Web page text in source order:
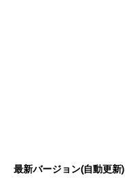
最新バージョン(自動更新)